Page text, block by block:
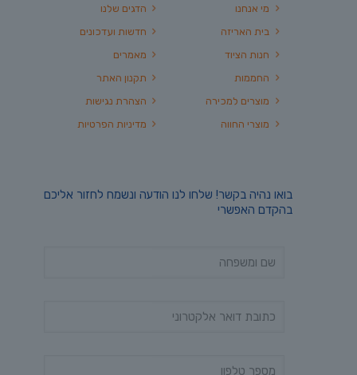
הדגים שלנו
חדשות ועדכונים
מאמרים
תקנון האתר
הצהרת נגישות
מדיניות הפרטיות
מי אנחנו
בית האריזה
חנות הציוד
החממות
מוצרים למכירה
מוצרי החווה
בואו נהיה בקשר! שלחו לנו הודעה ונשמח לחזור אליכם
בהקדם האפשרי